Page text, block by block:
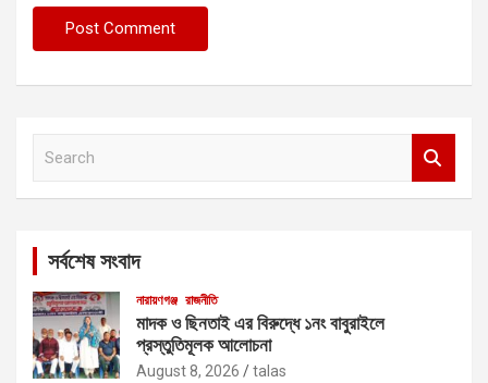
সর্বশেষ সংবাদ
নারায়ণগঞ্জ রাজনীতি
মাদক ও ছিনতাই এর বিরুদ্ধে ১নং বাবুরাইলে
প্রস্তুতিমূলক আলোচনা
August 8, 2026 talas